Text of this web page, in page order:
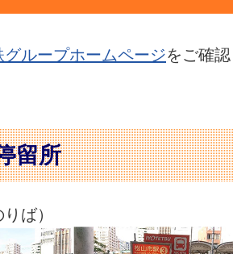
グループホームページをご確
留所
ば）